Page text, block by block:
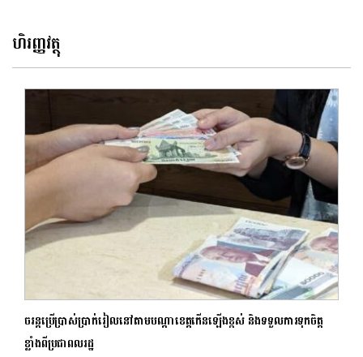
ហិរញ្ញវត្ថុ
ចរន្តប្រើប្រាស់ប្រាក់រៀលនៅតាមបណ្តាខេត្តកើនឡើងខ្ពស់ និងទទួលការទុកចិត្ត
ខ្លាំងពីប្រជាពលរដ្ឋ